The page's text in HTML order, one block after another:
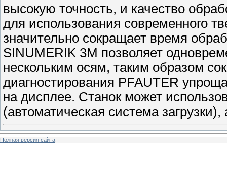
высокую точность, и качество
для использования современного
значительно сокращает время
SINUMERIK 3M позволяет
нескольким осям, таким образом
диагностирования PFAUTER
на дисплее. Станок может
(автоматическая система
Полная версия сайта